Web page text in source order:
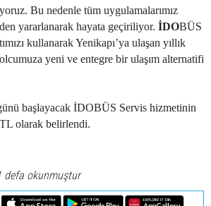
Bu nedenle tüm uygulamalarımız
yararlanarak hayata geçiriliyor. İDOBÜS
kullanarak Yenikapı’ya ulaşan yıllık
yeni ve entegre bir ulaşım alternatifi
başlayacak İDOBÜS Servis hizmetinin
olarak belirlendi.
defa okunmuştur